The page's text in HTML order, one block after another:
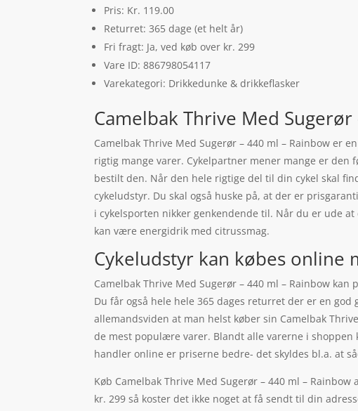
Pris: Kr. 119.00
Returret: 365 dage (et helt år)
Fri fragt: Ja, ved køb over kr. 299
Vare ID: 886798054117
Varekategori: Drikkedunke & drikkeflasker
Camelbak Thrive Med
Camelbak Thrive Med Sugerør – 440 ml – Rainbow er
rigtig mange varer. Cykelpartner mener mange er
bestilt den. Når den hele rigtige del til din cykel skal
cykeludstyr. Du skal også huske på, at der er
i cykelsporten nikker genkendende til. Når du er ude
kan være energidrik med citrussmag.
Cykeludstyr kan købes online
Camelbak Thrive Med Sugerør – 440 ml – Rainbow
Du får også hele hele 365 dages returret der er en
allemandsviden at man helst køber sin Camelbak
de mest populære varer. Blandt alle varerne i
handler online er priserne bedre- det skyldes bl.a. at
Køb Camelbak Thrive Med Sugerør – 440 ml –
kr. 299 så koster det ikke noget at få sendt til din